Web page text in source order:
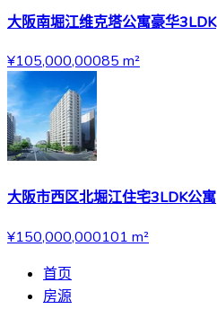
大阪南堀江维克塔公寓豪华3LDK
¥105,000,00085 m²
大阪市西区北堀江住宅3LDK公寓
¥150,000,000101 m²
首页
房源